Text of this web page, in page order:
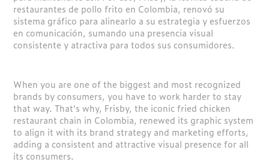
restaurantes de pollo frito en Colombia, renovó su
sistema gráfico para alinearlo a su estrategia y esfuerzos
en comunicación, sumando una presencia visual
consistente y atractiva para todos sus consumidores.
When you are one of the biggest and most recognized
brands by consumers, you have to work harder to stay
that way. That's why, Frisby, the iconic fried chicken
restaurant chain in Colombia, renewed its graphic system
to align it with its brand strategy and marketing efforts,
adding a consistent and attractive visual presence for all
its consumers.